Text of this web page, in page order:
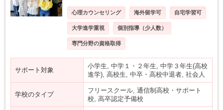
心理カウンセリング 海外留学可 自宅学習可
大学進学重視 個別指導（少人数）
専門分野の資格取得
サポート対象
小学生, 中学１・２年生, 中学３年生(高校
進学), 高校生, 中卒・高校中退者, 社会人
学校のタイプ
フリースクール, 通信制高校・サポート
校, 高卒認定予備校